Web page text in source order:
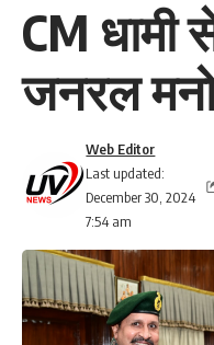
CM धामी
जनरल
Last updated:
December 30, 2024
7:54 am
Web Editor